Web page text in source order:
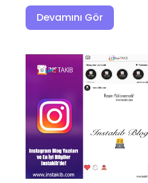
Devamını Gör